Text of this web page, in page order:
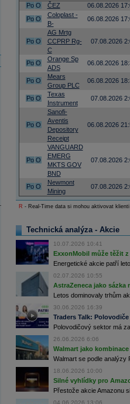
Po O ČEZ 06.08.2026
Po O
Coloplast -
B-
06.08.2026
Po O
AG Mrtg
CCPRP Rg-
C
07.08.2026
Po O
Orange Sp
ADS
06.08.2026
Po O
Mears
Group PLC
06.08.2026
Po O
Texas
Instrument
07.08.2026
Po O
Sanofi-
Aventis
Depository
Receipt
06.08.2026
Po O
VANGUARD
EMERG
MKTS GOV
BND
07.08.2026
Po O
Newmont
Mining
07.08.2026
R - Real-Time data si mohou aktivovat
Technická analýza - Akcie
10.07.2026 10:41
ExxonMobil může těžit
Energetické akcie patří
02.07.2026 10:55
AstraZeneca jako sázka
Letos dominovaly trhům
30.06.2026 16:39
Traders Talk:
Polovodičový sektor má
26.06.2026 6:06
Walmart jako
Walmart se podle analýzy
18.06.2026 10:00
Silné vyhlídky pro
Přestože akcie Amazonu
04.06.2026 13:06